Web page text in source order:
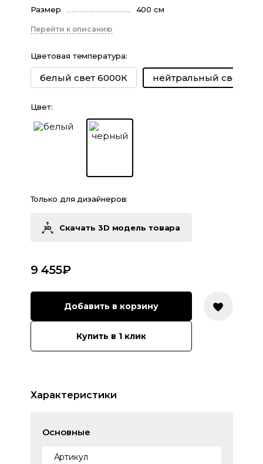
Размер
400 см
Перейти к описанию
Цветовая температура:
белый свет 6000К нейтральный свет
Цвет:
Только для дизайнеров:
Скачать 3D модель товара
9 455₽
Добавить в корзину
Купить в 1 клик
Характеристики
Основные
Артикул